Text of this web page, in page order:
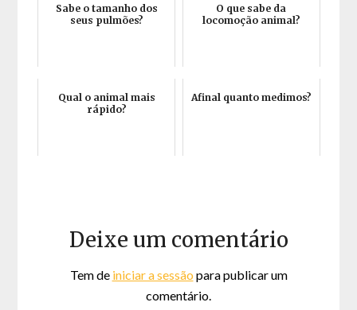
Sabe o tamanho dos
seus pulmões?
O que sabe da
locomoção animal?
Qual o animal mais
rápido?
Afinal quanto medimos?
Deixe um comentário
Tem de iniciar a sessão para publicar um
comentário.